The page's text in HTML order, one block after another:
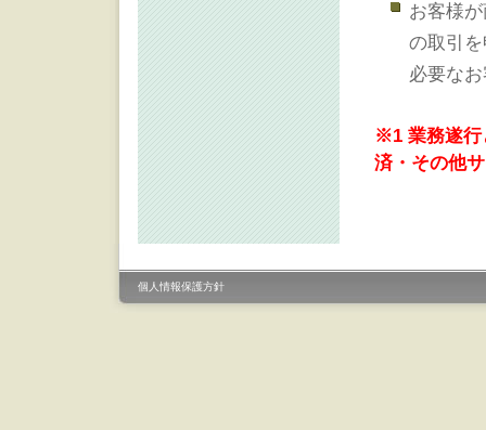
お客様
の取引
必要な
※1 業務遂行
済・その他
個人情報保護方針